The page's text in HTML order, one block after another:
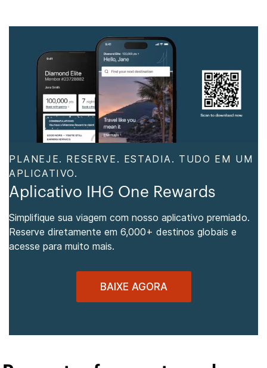
PLANEJE. RESERVE. ESTADIA. TUDO EM UM
APLICATIVO.
Aplicativo IHG One Rewards
Simplifique sua viagem com nosso aplicativo premiado.
Reserve diretamente em 6,000+ destinos globais e
acesse para muito mais.
BAIXE AGORA